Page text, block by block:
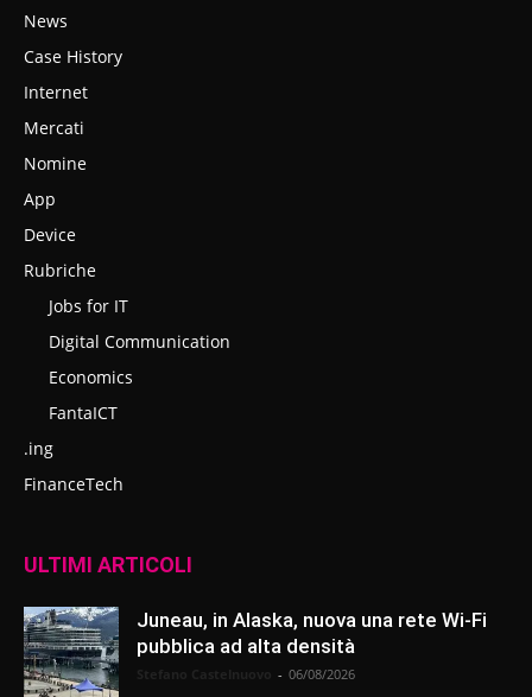
News
Case History
Internet
Mercati
Nomine
App
Device
Rubriche
Jobs for IT
Digital Communication
Economics
FantaICT
.ing
FinanceTech
ULTIMI ARTICOLI
Juneau, in Alaska, nuova una rete Wi-Fi
pubblica ad alta densità
- 06/08/2026